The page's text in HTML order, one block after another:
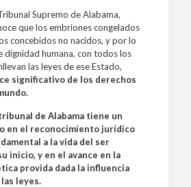
Supremo de Alabama,
que los embriones congelados
concebidos no nacidos, y por lo
humana, con todos los
las leyes de ese Estado,
significativo de los derechos
de Alabama tiene un
en el reconocimiento jurídico
a la vida del ser
inicio, y en el avance en la
provida dada la influencia
leyes.